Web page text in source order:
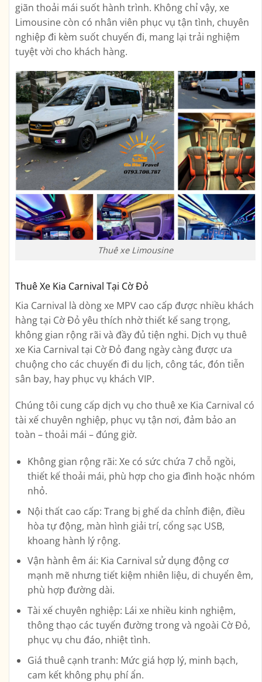
giãn thoải mái suốt hành trình. Không chỉ vậy, xe
Limousine còn có nhân viên phục vụ tận tình, chuyên
nghiệp đi kèm suốt chuyến đi, mang lại trải nghiệm
tuyệt vời cho khách hàng.
Thuê xe Limousine
Thuê Xe Kia Carnival Tại Cờ Đỏ
Kia Carnival là dòng xe MPV cao cấp được nhiều khách
hàng tại Cờ Đỏ yêu thích nhờ thiết kế sang trọng,
không gian rộng rãi và đầy đủ tiện nghi. Dịch vụ thuê
xe Kia Carnival tại Cờ Đỏ đang ngày càng được ưa
chuộng cho các chuyến đi du lịch, công tác, đón tiễn
sân bay, hay phục vụ khách VIP.
Chúng tôi cung cấp dịch vụ cho thuê xe Kia Carnival có
tài xế chuyên nghiệp, phục vụ tận nơi, đảm bảo an
toàn – thoải mái – đúng giờ.
Không gian rộng rãi: Xe có sức chứa 7 chỗ ngồi,
thiết kế thoải mái, phù hợp cho gia đình hoặc nhóm
nhỏ.
Nội thất cao cấp: Trang bị ghế da chỉnh điện, điều
hòa tự động, màn hình giải trí, cổng sạc USB,
khoang hành lý rộng.
Vận hành êm ái: Kia Carnival sử dụng động cơ
mạnh mẽ nhưng tiết kiệm nhiên liệu, di chuyển êm,
phù hợp đường dài.
Tài xế chuyên nghiệp: Lái xe nhiều kinh nghiệm,
thông thạo các tuyến đường trong và ngoài Cờ Đỏ,
phục vụ chu đáo, nhiệt tình.
Giá thuê cạnh tranh: Mức giá hợp lý, minh bạch,
cam kết không phụ phí ẩn.